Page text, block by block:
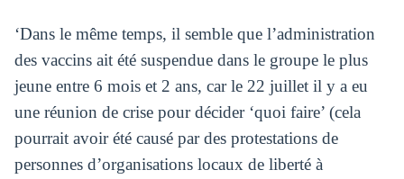
‘Dans le même temps, il semble que l’administration
des vaccins ait été suspendue dans le groupe le plus
jeune entre 6 mois et 2 ans, car le 22 juillet il y a eu
une réunion de crise pour décider ‘quoi faire’ (cela
pourrait avoir été causé par des protestations de
personnes d’organisations locaux de liberté à